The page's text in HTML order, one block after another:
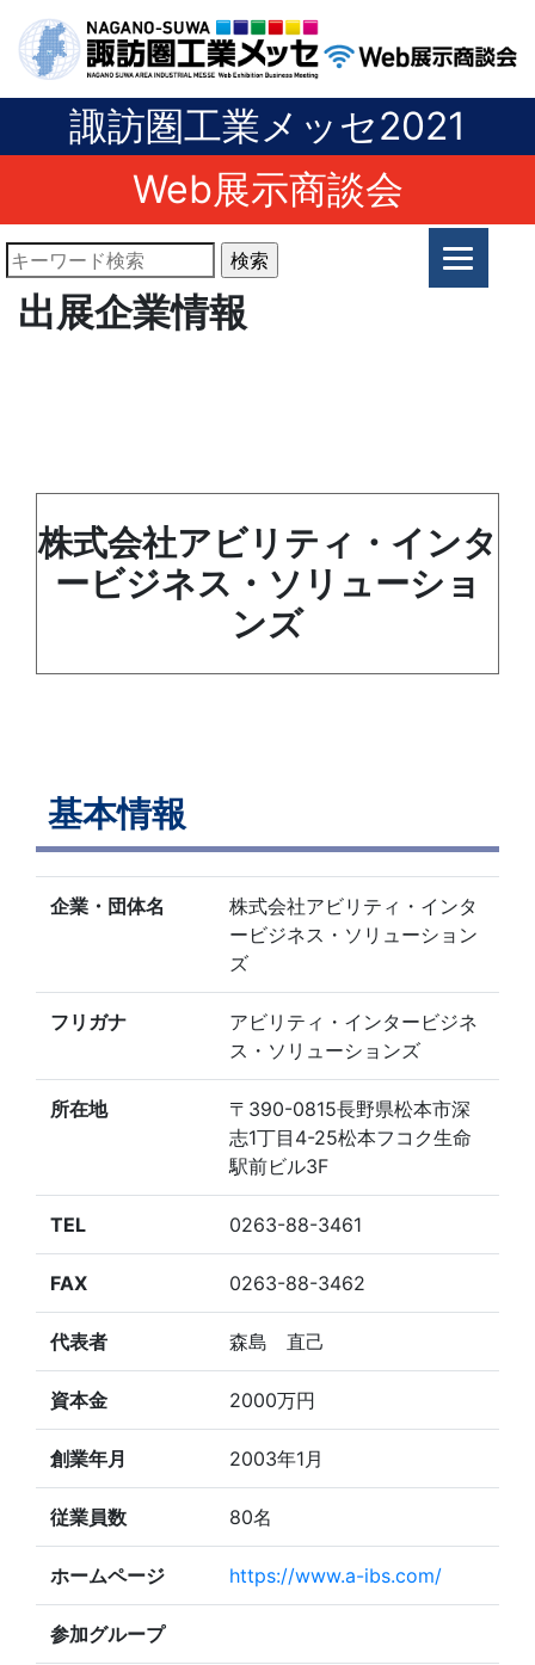
諏訪圏工業メッセ2021
Web展示商談会
出展企業情報
株式会社アビリティ・インタ
ービジネス・ソリューショ
ンズ
基本情報
企業・団体名
株式会社アビリティ・インタ
ービジネス・ソリューション
ズ
フリガナ
アビリティ・インタービジネ
ス・ソリューションズ
所在地
〒390-0815長野県松本市深
志1丁目4-25松本フコク生命
駅前ビル3F
TEL 0263-88-3461
FAX 0263-88-3462
代表者 森島 直己
資本金 2000万円
創業年月 2003年1月
従業員数 80名
ホームページ https://www.a-ibs.com/
参加グループ